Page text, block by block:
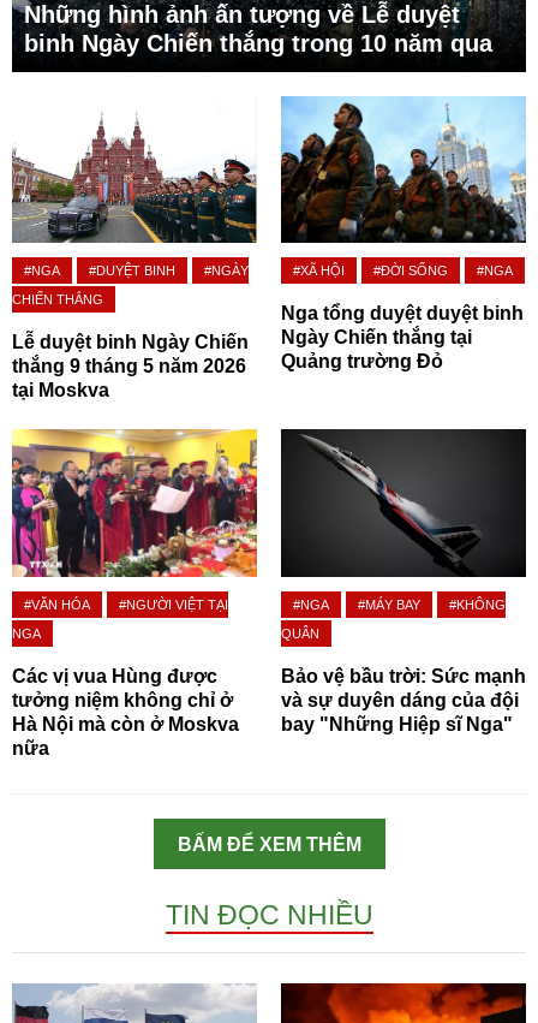
Những hình ảnh ấn tượng về Lễ duyệt
binh Ngày Chiến thắng trong 10 năm qua
#NGA #DUYỆT BINH
#NGÀY
CHIẾN THẮNG
Lễ duyệt binh Ngày Chiến
thắng 9 tháng 5 năm 2026
tại Moskva
#XÃ HỘI #ĐỜI SỐNG #NGA
Nga tổng duyệt duyệt binh
Ngày Chiến thắng tại
Quảng trường Đỏ
#VĂN HÓA
#NGƯỜI VIỆT TẠI
NGA
Các vị vua Hùng được
tưởng niệm không chỉ ở
Hà Nội mà còn ở Moskva
nữa
#NGA #MÁY BAY
#KHÔNG
QUÂN
Bảo vệ bầu trời: Sức mạnh
và sự duyên dáng của đội
bay "Những Hiệp sĩ Nga"
BẤM ĐỂ XEM THÊM
TIN ĐỌC NHIỀU